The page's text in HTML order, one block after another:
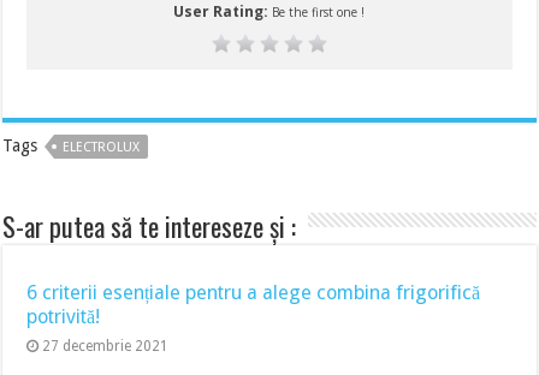
User Rating: Be the first one !
Tags ELECTROLUX
S-ar putea să te intereseze și :
6 criterii esențiale pentru a alege combina frigorifică
potrivită!
27 decembrie 2021